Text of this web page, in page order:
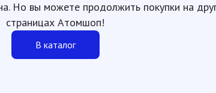
Но вы можете продолжить покупки на
страницах Атомшоп!
В каталог